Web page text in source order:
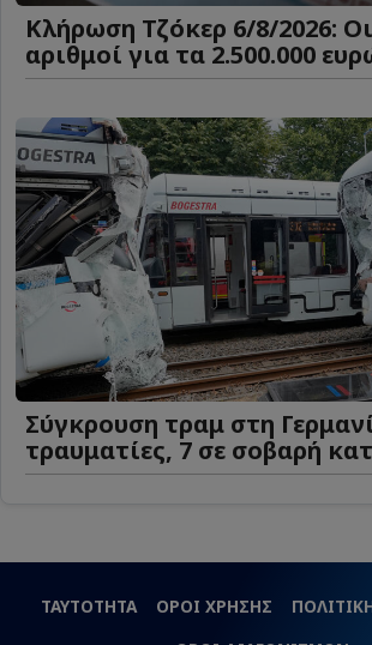
Κλήρωση Τζόκερ 6/8/2026:
αριθμοί για τα 2.500.000
Σύγκρουση τραμ στη
τραυματίες, 7 σε σοβαρή
ΤΑΥΤΟΤΗΤΑ ΟΡΟΙ ΧΡΗΣΗΣ